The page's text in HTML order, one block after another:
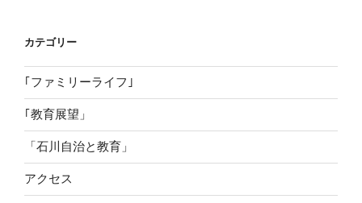
カテゴリー
｢ファミリーライフ｣
｢教育展望」
「石川自治と教育」
アクセス